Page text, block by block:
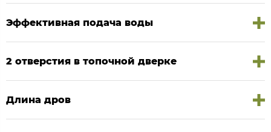
Эффективная подача воды
2 отверстия в топочной дверке
Длина дров